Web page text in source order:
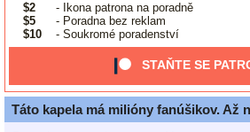
$2
- Ikona patrona na poradně
$5
- Poradna bez reklam
$10
- Soukromé poradenství
STAŇTE SE
Táto kapela má milióny fanúšikov. Až